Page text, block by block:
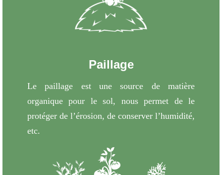
Paillage
Le paillage est une source de matière
organique pour le sol, nous permet de le
protéger de l’érosion, de conserver l’humidité,
etc.